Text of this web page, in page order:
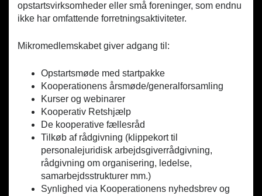
opstartsvirksomheder eller små foreninger, som endnu
ikke har omfattende forretningsaktiviteter.
Mikromedlemskabet giver adgang til:
Opstartsmøde med startpakke
Kooperationens årsmøde/generalforsamling
Kurser og webinarer
Kooperativ Retshjælp
De kooperative fællesråd
Tilkøb af rådgivning (klippekort til
personalejuridisk arbejdsgiverrådgivning,
rådgivning om organisering, ledelse,
samarbejdsstrukturer mm.)
Synlighed via Kooperationens nyhedsbrev og